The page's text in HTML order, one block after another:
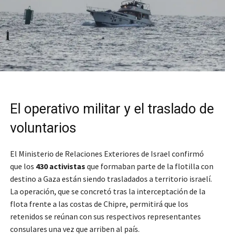
El operativo militar y el traslado de
voluntarios
El Ministerio de Relaciones Exteriores de Israel confirmó
que los 430 activistas que formaban parte de la flotilla con
destino a Gaza están siendo trasladados a territorio israelí.
La operación, que se concretó tras la interceptación de la
flota frente a las costas de Chipre, permitirá que los
retenidos se reúnan con sus respectivos representantes
consulares una vez que arriben al país.